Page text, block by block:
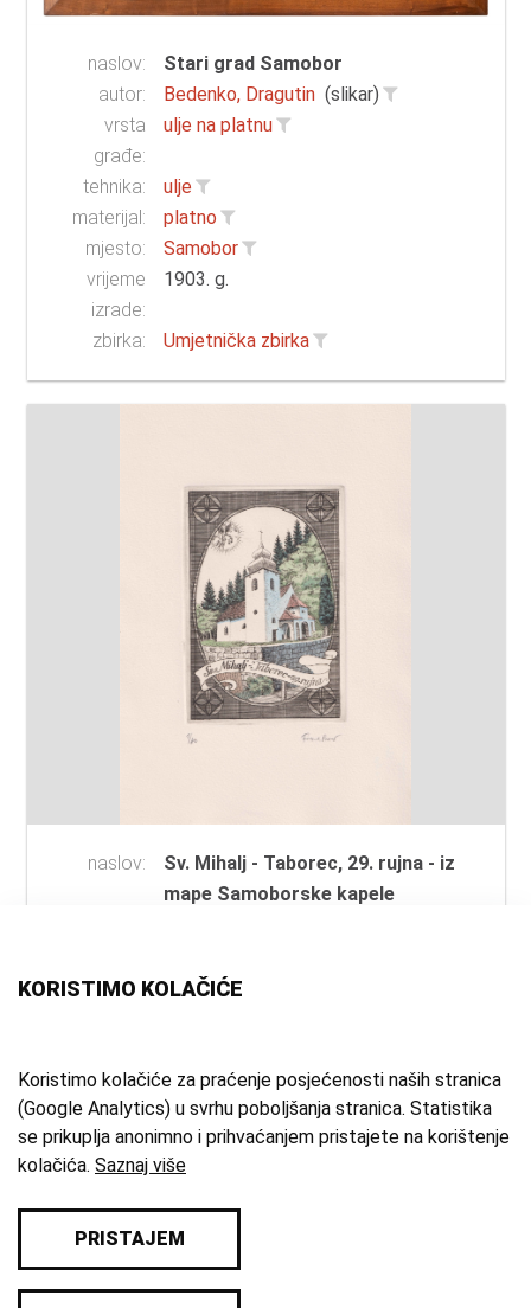
naslov:
Stari grad Samobor
autor:
Bedenko, Dragutin (slikar)
vrsta
građe:
ulje na platnu
tehnika:
ulje
materijal:
platno
mjesto:
Samobor
vrijeme
izrade:
1903. g.
zbirka: Umjetnička zbirka
naslov:
Sv. Mihalj - Taborec, 29. rujna - iz
mape Samoborske kapele
građe:
vrijeme
izrade:
1991. g.
zbirka: Umjetnička zbirka
© 2026 Samoborski muzej
KORISTIMO KOLAČIĆE
Koristimo kolačiće za praćenje posjećenosti naših stranica
(Google Analytics) u svrhu poboljšanja stranica. Statistika
se prikuplja anonimno i prihvaćanjem pristajete na korištenje
kolačića. Saznaj više
PRISTAJEM